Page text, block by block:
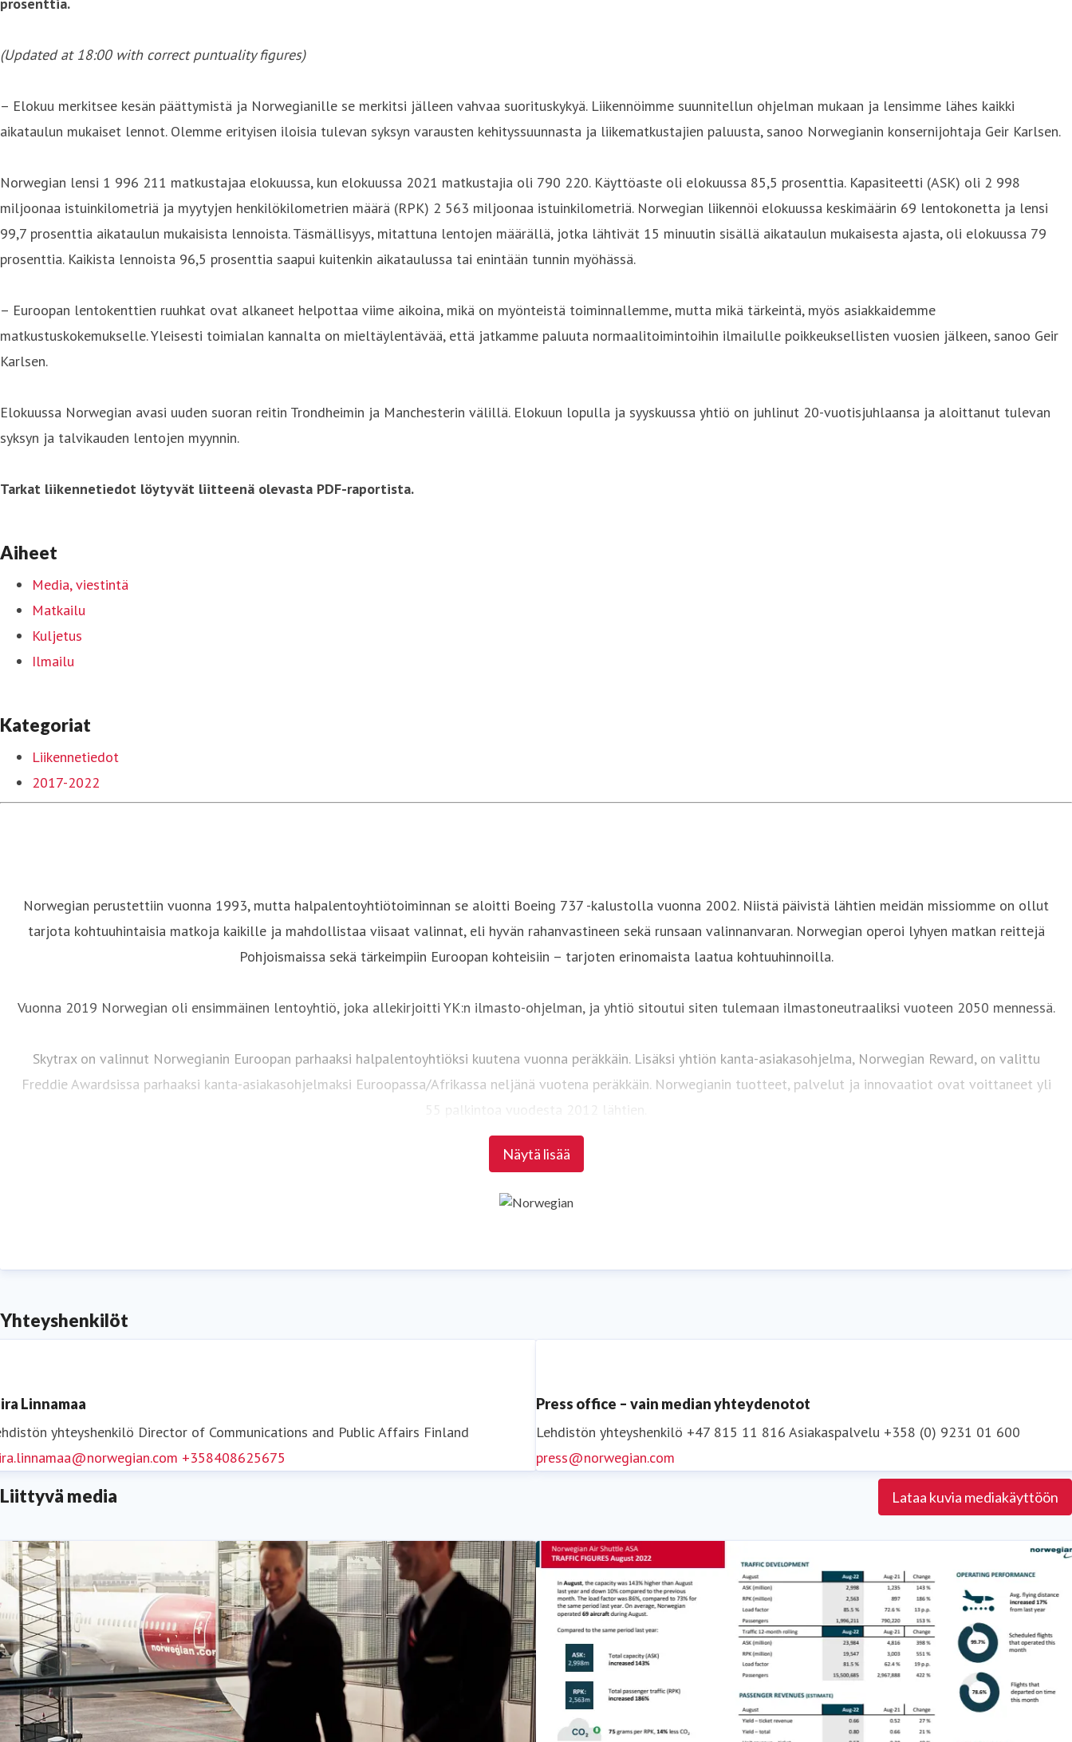
(Updated at 18:00 with correct puntuality figures)
– Elokuu merkitsee kesän päättymistä ja Norwegianille se merkitsi jälleen vahvaa suorituskykyä. Liikennöimme suunnitellun ohjelman mukaan ja lensimme lähes kaikki
aikataulun mukaiset lennot. Olemme erityisen iloisia tulevan syksyn varausten kehityssuunnasta ja liikematkustajien paluusta, sanoo Norwegianin konsernijohtaja Geir Karlsen.
Norwegian lensi 1 996 211 matkustajaa elokuussa, kun elokuussa 2021 matkustajia oli 790 220. Käyttöaste oli elokuussa 85,5 prosenttia. Kapasiteetti (ASK) oli 2 998
miljoonaa istuinkilometriä ja myytyjen henkilökilometrien määrä (RPK) 2 563 miljoonaa istuinkilometriä. Norwegian liikennöi elokuussa keskimäärin 69 lentokonetta ja lensi
99,7 prosenttia aikataulun mukaisista lennoista. Täsmällisyys, mitattuna lentojen määrällä, jotka lähtivät 15 minuutin sisällä aikataulun mukaisesta ajasta, oli elokuussa 79
prosenttia. Kaikista lennoista 96,5 prosenttia saapui kuitenkin aikataulussa tai enintään tunnin myöhässä.
– Euroopan lentokenttien ruuhkat ovat alkaneet helpottaa viime aikoina, mikä on myönteistä toiminnallemme, mutta mikä tärkeintä, myös asiakkaidemme
matkustuskokemukselle. Yleisesti toimialan kannalta on mieltäylentävää, että jatkamme paluuta normaalitoimintoihin ilmailulle poikkeuksellisten vuosien jälkeen, sanoo Geir
Karlsen.
Elokuussa Norwegian avasi uuden suoran reitin Trondheimin ja Manchesterin välillä. Elokuun lopulla ja syyskuussa yhtiö on juhlinut 20-vuotisjuhlaansa ja aloittanut tulevan
syksyn ja talvikauden lentojen myynnin.
Tarkat liikennetiedot löytyvät liitteenä olevasta PDF-raportista.
Aiheet
Media, viestintä
Matkailu
Kuljetus
Ilmailu
Kategoriat
Liikennetiedot
2017-2022
Norwegian perustettiin vuonna 1993, mutta halpalentoyhtiötoiminnan se aloitti Boeing 737 -kalustolla vuonna 2002. Niistä päivistä lähtien meidän missiomme on ollut
tarjota kohtuuhintaisia matkoja kaikille ja mahdollistaa viisaat valinnat, eli hyvän rahanvastineen sekä runsaan valinnanvaran. Norwegian operoi lyhyen matkan reittejä
Pohjoismaissa sekä tärkeimpiin Euroopan kohteisiin – tarjoten erinomaista laatua kohtuuhinnoilla.
Vuonna 2019 Norwegian oli ensimmäinen lentoyhtiö, joka allekirjoitti YK:n ilmasto-ohjelman, ja yhtiö sitoutui siten tulemaan ilmastoneutraaliksi vuoteen 2050 mennessä.
Skytrax on valinnut Norwegianin Euroopan parhaaksi halpalentoyhtiöksi kuutena vuonna peräkkäin. Lisäksi yhtiön kanta-asiakasohjelma, Norwegian Reward, on valittu
Freddie Awardsissa parhaaksi kanta-asiakasohjelmaksi Euroopassa/Afrikassa neljänä vuotena peräkkäin. Norwegianin tuotteet, palvelut ja innovaatiot ovat voittaneet yli
55 palkintoa vuodesta 2012 lähtien.
Lisätietoja osoitteessawww.norwegian.com
Facebook,Twitter,Instagram
Näytä lisää
Yhteyshenkilöt
Linnamaa
yhteyshenkilö Director of Communications and Public Affairs Finland
+358408625675
Press office – vain median yhteydenotot
Lehdistön yhteyshenkilö +47 815 11 816 Asiakaspalvelu +358 (0) 9231 01 600
press@norwegian.com
Liittyvä media Lataa kuvia mediakäyttöön